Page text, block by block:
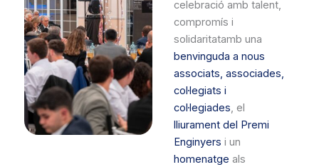
celebració amb talent,
compromís i
solidaritatamb una
benvinguda a nous
associats, associades,
col·legiats i
col·legiades, el
lliurament del Premi
Enginyers i un
homenatge als